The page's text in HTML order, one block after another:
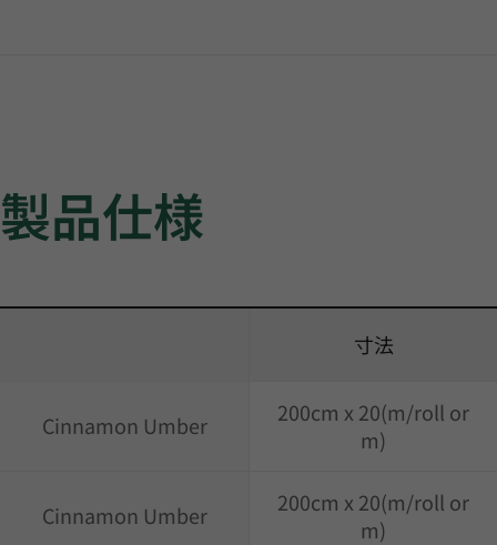
製品仕様
寸法
Cinnamon Umber
200cm x 20(m/roll or
m)
Cinnamon Umber
200cm x 20(m/roll or
m)